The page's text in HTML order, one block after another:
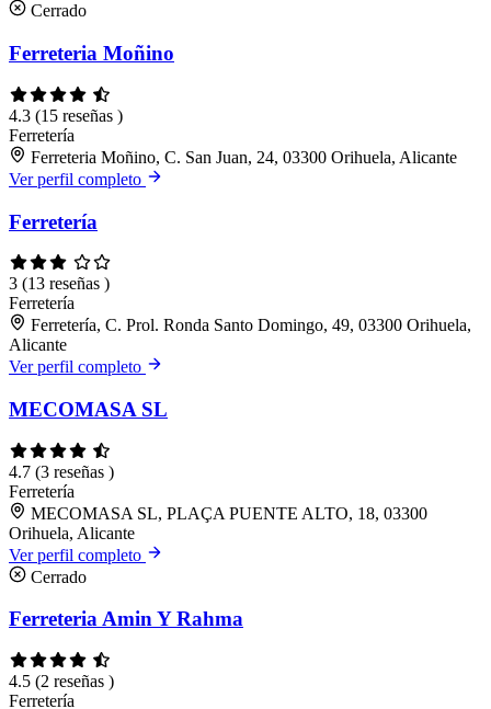
Cerrado
Ferreteria Moñino
4.3 (15 reseñas )
Ferretería
Ferreteria Moñino, C. San Juan, 24, 03300 Orihuela, Alicante
Ver perfil completo
Ferretería
3 (13 reseñas )
Ferretería
Ferretería, C. Prol. Ronda Santo Domingo, 49, 03300 Orihuela,
Alicante
Ver perfil completo
MECOMASA SL
4.7 (3 reseñas )
Ferretería
MECOMASA SL, PLAÇA PUENTE ALTO, 18, 03300
Orihuela, Alicante
Ver perfil completo
Cerrado
Ferreteria Amin Y Rahma
4.5 (2 reseñas )
Ferretería